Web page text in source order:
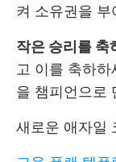
켜 소유권을 부
작은 승리를 축
고 이를 축하
을 챔피언으로
새로운 애자일